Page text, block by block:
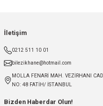
İletişim
0212 511 10 01
bilezikhane@hotmail.com
MOLLA FENARİ MAH. VEZİRHANI
NO: 48 FATİH/ İSTANBUL
Bizden Haberdar Olun!